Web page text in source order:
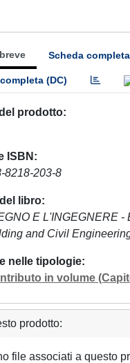
Scheda completa
(DC)
prodotto
ISBN
8218-203-8
libro
E L'INGEGNERE -
and Civil
nelle tipologie
in volume
prodotto:
file associati a questo